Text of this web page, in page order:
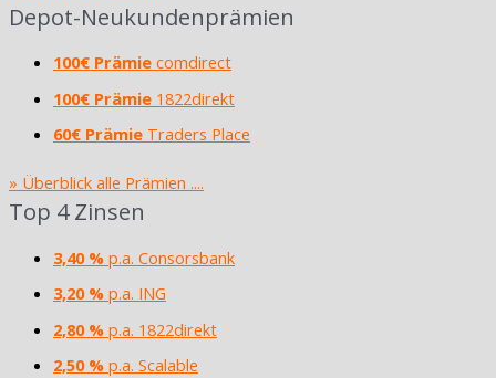
Depot-Neukundenprämien
100€ Prämie comdirect
100€ Prämie 1822direkt
60€ Prämie Traders Place
» Überblick alle Prämien ....
Top 4 Zinsen
3,40 % p.a. Consorsbank
3,20 % p.a. ING
2,80 % p.a. 1822direkt
2,50 % p.a. Scalable